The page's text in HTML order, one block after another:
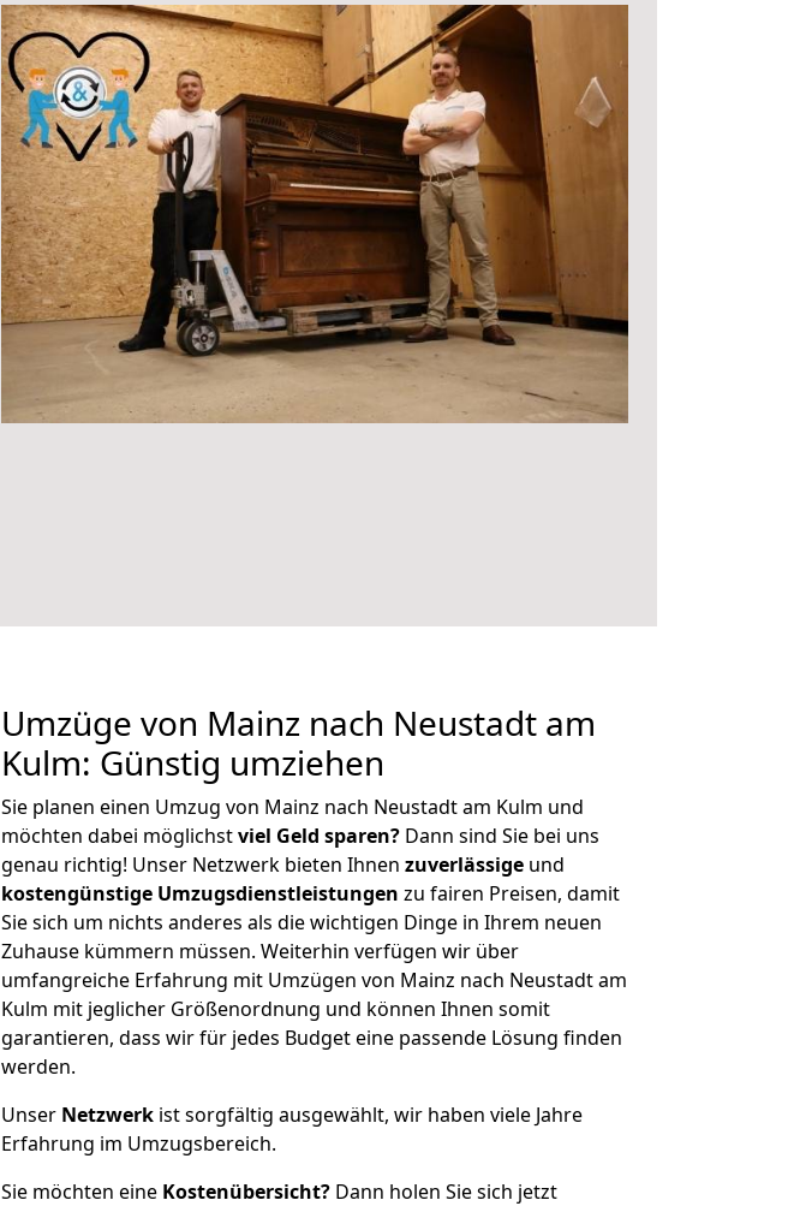
Umzüge von Mainz nach Neustadt am
Kulm: Günstig umziehen
Sie planen einen Umzug von Mainz nach Neustadt am Kulm und
möchten dabei möglichstviel Geld sparen? Dann sind Sie bei uns
genau richtig! Unser Netzwerk bieten Ihnen zuverlässige und
kostengünstige Umzugsdienstleistungen zu fairen Preisen, damit
Sie sich um nichts anderes als die wichtigen Dinge in Ihrem neuen
Zuhause kümmern müssen. Weiterhin verfügen wir über
umfangreiche Erfahrung mit Umzügen von Mainz nach Neustadt am
Kulm mit jeglicher Größenordnung und können Ihnen somit
garantieren, dass wir für jedes Budget eine passende Lösung finden
werden.
Unser Netzwerk ist sorgfältig ausgewählt, wir haben viele Jahre
Erfahrung im Umzugsbereich.
Sie möchten eine Kostenübersicht? Dann holen Sie sich jetzt